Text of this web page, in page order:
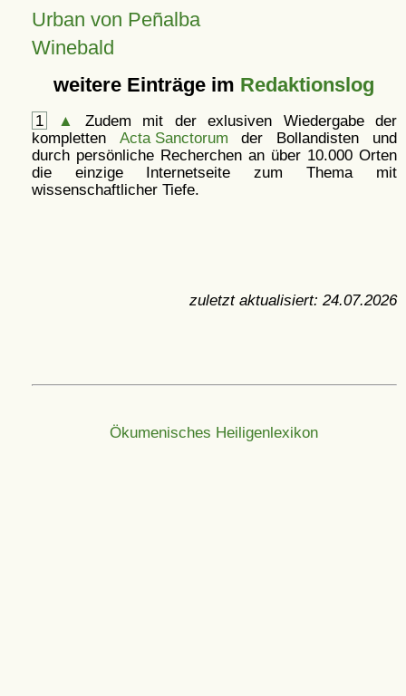
Urban von Peñalba
Winebald
weitere Einträge im Redaktionslog
1 ▲
Zudem mit der exlusiven Wiedergabe der
kompletten Acta Sanctorum der Bollandisten und
durch persönliche Recherchen an über 10.000 Orten
die einzige Internetseite zum Thema mit
wissenschaftlicher Tiefe.
zuletzt aktualisiert: 24.07.2026
Ökumenisches Heiligenlexikon